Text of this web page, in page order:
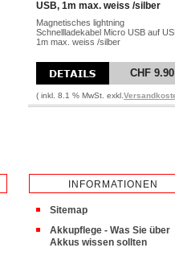
USB, 1m max. weiss /silber
Magnetisches lightning
Schnellladekabel Micro USB auf
1m max. weiss /silber
CHF 9.90
( inkl. 8.1 % MwSt. exkl.
INFORMATIONEN
Sitemap
Akkupflege - Was Sie über
Akkus wissen sollten